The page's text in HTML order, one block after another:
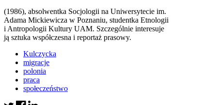
(1986), absolwentka Socjologii na Uniwersytecie im.
Adama Mickiewicza w Poznaniu, studentka Etnologii
i Antropologii Kultury UAM. Szczególnie interesuje
ją sztuka współczesna i reportaż prasowy.
Kulczycka
migracje
polonia
praca
społeczeństwo